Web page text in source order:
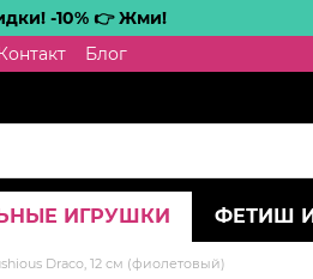
-10% 👉 Жми!
Блог
ИГРУШКИ ФЕТИШ
Draco, 12 см (фиолетовый)